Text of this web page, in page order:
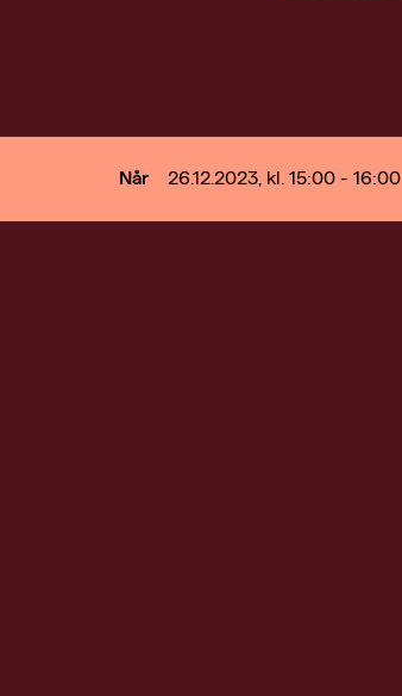
Når 26.12.2023, kl. 15:00 - 16:00